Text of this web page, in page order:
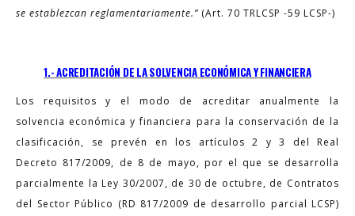
se establezcan reglamentariamente.” (Art. 70 TRLCSP -59 LCSP-)
1.- ACREDITACIÓN DE LA SOLVENCIA ECONÓMICA Y FINANCIERA
Los requisitos y el modo de acreditar anualmente la
solvencia económica y financiera para la conservación de la
clasificación, se prevén en los artículos 2 y 3 del Real
Decreto 817/2009, de 8 de mayo, por el que se desarrolla
parcialmente la Ley 30/2007, de 30 de octubre, de Contratos
del Sector Público (RD 817/2009 de desarrollo parcial LCSP)